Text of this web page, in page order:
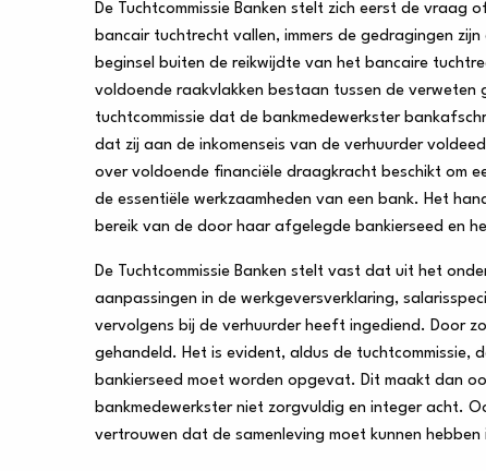
De Tuchtcommissie Banken stelt zich eerst de
bancair tuchtrecht vallen, immers de gedragingen
beginsel buiten de reikwijdte van het bancaire
voldoende raakvlakken bestaan tussen de verweten
tuchtcommissie dat de bankmedewerkster
dat zij aan de inkomenseis van de verhuurder
over voldoende financiële draagkracht beschikt om
de essentiële werkzaamheden van een bank. Het
bereik van de door haar afgelegde bankierseed en
De Tuchtcommissie Banken stelt vast dat uit het
aanpassingen in de werkgeversverklaring,
vervolgens bij de verhuurder heeft ingediend. Door
gehandeld. Het is evident, aldus de tuchtcommissie,
bankierseed moet worden opgevat. Dit maakt dan
bankmedewerkster niet zorgvuldig en integer acht.
vertrouwen dat de samenleving moet kunnen hebben